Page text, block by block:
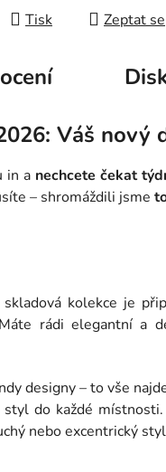
Tisk Zeptat se
Váš nový
in a nechcete čekat
– shromáždili jsme
skladová kolekce je
rádi elegantní a
designy – to vše
do každé místnosti.
nebo excentrický